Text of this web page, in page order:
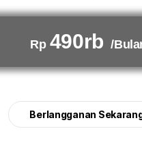
Rp 490rb /
Berlangganan